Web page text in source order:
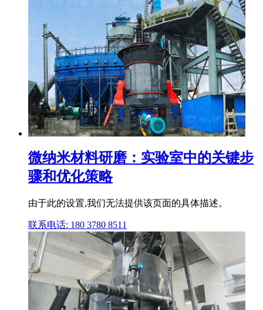
微纳米材料研磨：实验室中的关键步
骤和优化策略
由于此的设置,我们无法提供该页面的具体描述。
联系电话: 180 3780 8511